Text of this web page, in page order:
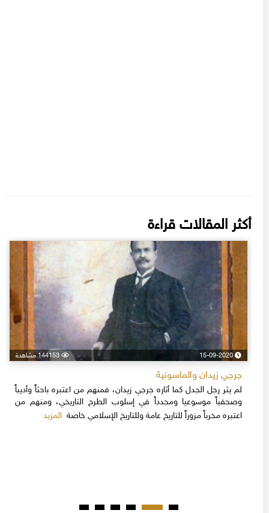
أكثر المقالات قراءة
15-09-2020 144153 مشاهدة
جرجي زيدان والماسونية
لم يثر رجل الجدل كما أثاره جرجي زيدان، فمنهم من اعتبره باحثاً وأديباً
وصحفياً موسوعيا ومجدداً في إسلوب الطرح التاريخي، ومنهم من
اعتبره مخرباً مزوراً للتاريخ عامة وللتاريخ الإسلامي خاصةالمزيد